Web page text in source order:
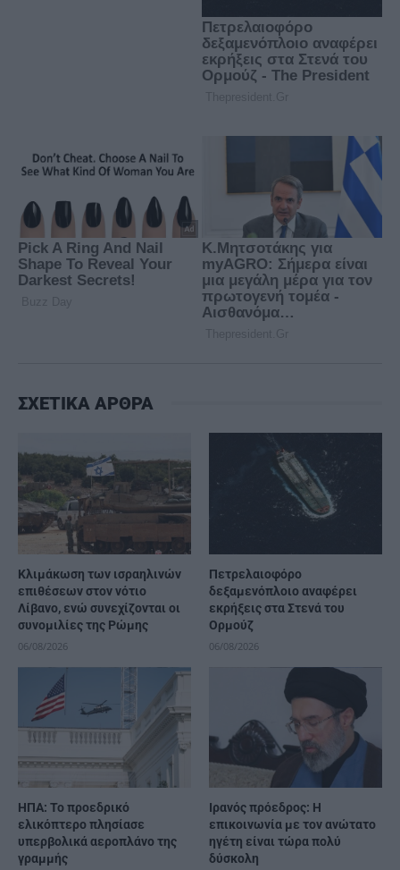
ΣΧΕΤΙΚΑ ΑΡΘΡΑ
Κλιμάκωση των ισραηλινών
επιθέσεων στον νότιο
Λίβανο, ενώ συνεχίζονται οι
συνομιλίες της Ρώμης
06/08/2026
Πετρελαιοφόρο
δεξαμενόπλοιο αναφέρει
εκρήξεις στα Στενά του
Ορμούζ
06/08/2026
ΗΠΑ: Το προεδρικό
ελικόπτερο πλησίασε
υπερβολικά αεροπλάνο της
γραμμής
Ιρανός πρόεδρος: Η
επικοινωνία με τον ανώτατο
ηγέτη είναι τώρα πολύ
δύσκολη